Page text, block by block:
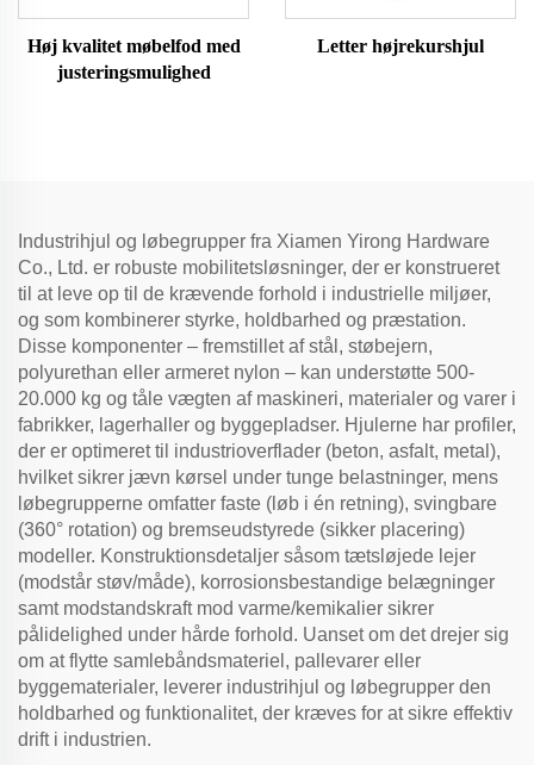
Høj kvalitet møbelfod med
justeringsmulighed
Letter højrekurshjul
Industrihjul og løbegrupper fra Xiamen Yirong Hardware
Co., Ltd. er robuste mobilitetsløsninger, der er konstrueret
til at leve op til de krævende forhold i industrielle miljøer,
og som kombinerer styrke, holdbarhed og præstation.
Disse komponenter – fremstillet af stål, støbejern,
polyurethan eller armeret nylon – kan understøtte 500-
20.000 kg og tåle vægten af maskineri, materialer og varer i
fabrikker, lagerhaller og byggepladser. Hjulerne har profiler,
der er optimeret til industrioverflader (beton, asfalt, metal),
hvilket sikrer jævn kørsel under tunge belastninger, mens
løbegrupperne omfatter faste (løb i én retning), svingbare
(360° rotation) og bremseudstyrede (sikker placering)
modeller. Konstruktionsdetaljer såsom tætsløjede lejer
(modstår støv/måde), korrosionsbestandige belægninger
samt modstandskraft mod varme/kemikalier sikrer
pålidelighed under hårde forhold. Uanset om det drejer sig
om at flytte samlebåndsmateriel, pallevarer eller
byggematerialer, leverer industrihjul og løbegrupper den
holdbarhed og funktionalitet, der kræves for at sikre effektiv
drift i industrien.